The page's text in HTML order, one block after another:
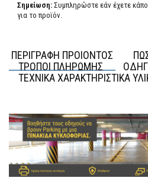
Σημείωση: Συμπληρώστε εάν έχετε
για το προϊόν.
ΠΕΡΙΓΡΑΦΗ ΠΡΟΙΟΝΤΟΣ
ΤΡΟΠΟΙ ΠΛΗΡΩΜΗΣ
ΤΕΧΝΙΚΑ ΧΑΡΑΚΤΗΡΙΣΤΙΚΑ